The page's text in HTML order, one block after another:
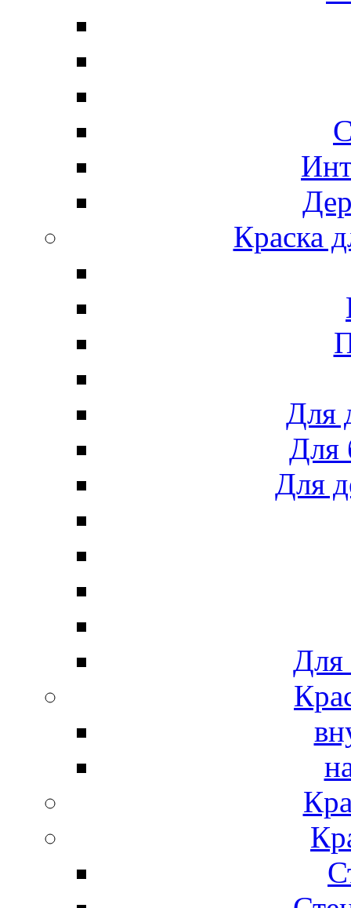
Краска
Для
Для
Для
Для